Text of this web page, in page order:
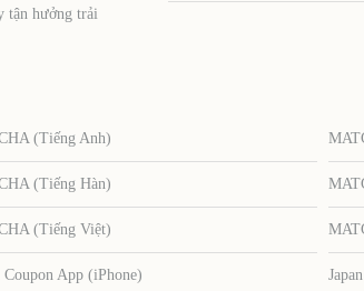
tận hưởng trải
(Tiếng Anh)
(Tiếng Hàn)
(Tiếng Việt)
Coupon App (iPhone)